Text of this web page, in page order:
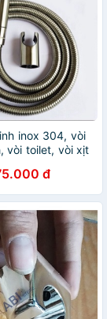
inox 304, vòi
vòi toilet, vòi xịt
đ